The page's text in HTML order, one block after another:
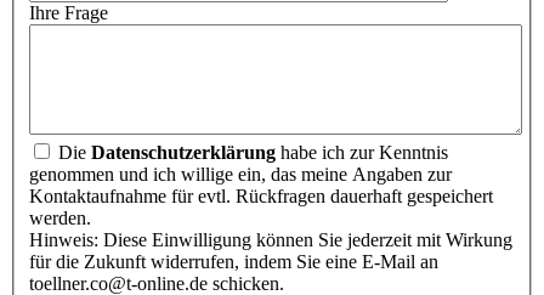
Ihre Frage
Die Datenschutzerklärung habe ich zur Kenntnis
genommen und ich willige ein, das meine Angaben zur
Kontaktaufnahme für evtl. Rückfragen dauerhaft gespeichert
werden.
Hinweis: Diese Einwilligung können Sie jederzeit mit Wirkung
für die Zukunft widerrufen, indem Sie eine E-Mail an
toellner.co@t-online.de schicken.